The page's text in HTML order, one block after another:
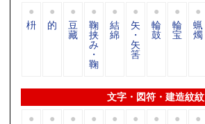
枡 的 豆
藏
鞠
挟
み
・
鞠
結
綿
矢
・
矢
筈
輪
鼓
輪
宝
蝋
燭
文字・図符・建造紋紋